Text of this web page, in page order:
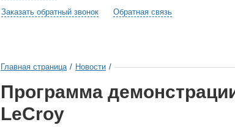
Заказать обратный звонок Обратная связь
Главная страница / Новости /
Программа
LeCroy